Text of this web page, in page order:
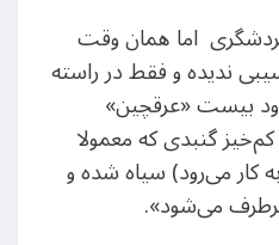
اما همان وقت
ندیده و فقط در راسته
بیست «عرقچین»
گنبدی که معمولا
کار می‌رود) سیاه شده و
برطرف می‌شود».